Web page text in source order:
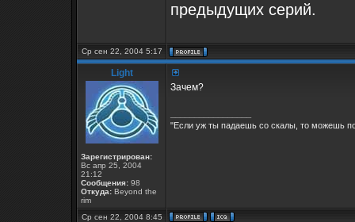
предыдущих серий.
Ср сен 22, 2004 5:17
Light
Зарегистрирован:
Вс апр 25, 2004
21:12
Сообщения: 98
Откуда: Beyond the
rim
Зачем?
"Если уж ты падаешь со скалы, то можешь
Ср сен 22, 2004 8:45